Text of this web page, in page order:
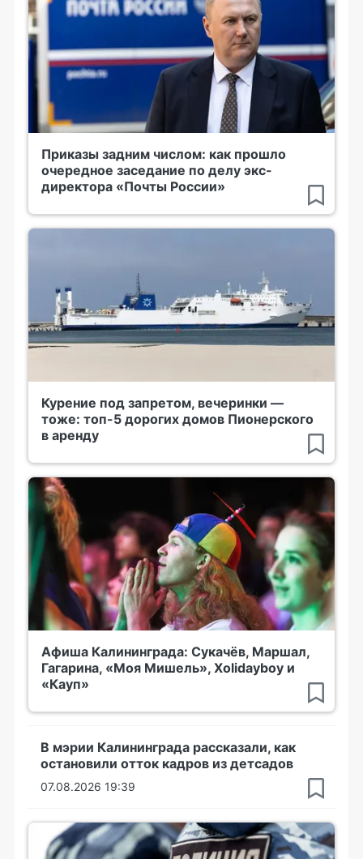
Приказы задним числом: как прошло
очередное заседание по делу экс-
директора «Почты России»
Курение под запретом, вечеринки —
тоже: топ-5 дорогих домов Пионерского
в аренду
Афиша Калининграда: Сукачёв, Маршал,
Гагарина, «Моя Мишель», Xolidayboy и
«Кауп»
В мэрии Калининграда рассказали, как
остановили отток кадров из детсадов
07.08.2026 19:39